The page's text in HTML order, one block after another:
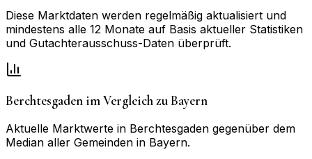
Diese Marktdaten werden regelmäßig aktualisiert und
mindestens alle 12 Monate auf Basis aktueller Statistiken
und Gutachterausschuss-Daten überprüft.
Berchtesgaden im Vergleich zuBayern
Aktuelle Marktwerte in Berchtesgaden gegenüber dem
Median aller Gemeinden in Bayern.